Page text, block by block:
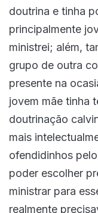
doutrina e tinha
principalmente
ministrei; além,
grupo de outra
presente na
jovem mãe tinha
doutrinação
mais
ofendidinhos
poder escolher
ministrar para
realmente